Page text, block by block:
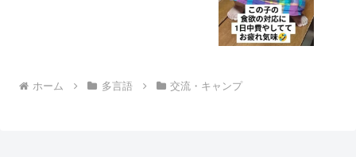
ホーム 多言語 交流・キャンプ